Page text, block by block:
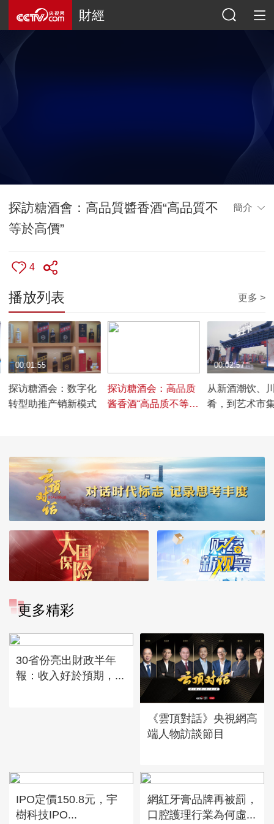
財經
探訪糖酒會：高品質醬香酒“高品質不
等於高價”
簡介
4
播放列表 更多 >
探访糖酒会：数字化
转型助推产销新模式
00:01:55
探访糖酒会：高品质
酱香酒“高品质不等于
从新酒潮饮、
肴，到艺术市
00:02:57
更多精彩
30省份亮出財政半年
報：收入好於預期，...
《雲頂對話》央視網高
端人物訪談節目
IPO定價150.8元，宇
樹科技IPO...
網紅牙膏品牌再被罰，
口腔護理行業為何虛...